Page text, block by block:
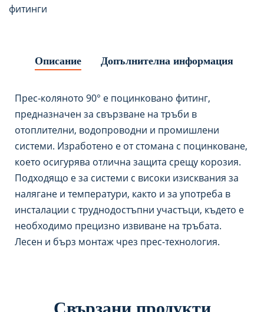
фитинги
Описание Допълнителна информация
Прес-коляното 90° е поцинковано фитинг,
предназначен за свързване на тръби в
отоплителни, водопроводни и промишлени
системи. Изработено е от стомана с поцинковане,
което осигурява отлична защита срещу корозия.
Подходящо е за системи с високи изисквания за
налягане и температури, както и за употреба в
инсталации с труднодостъпни участъци, където е
необходимо прецизно извиване на тръбата.
Лесен и бърз монтаж чрез прес-технология.